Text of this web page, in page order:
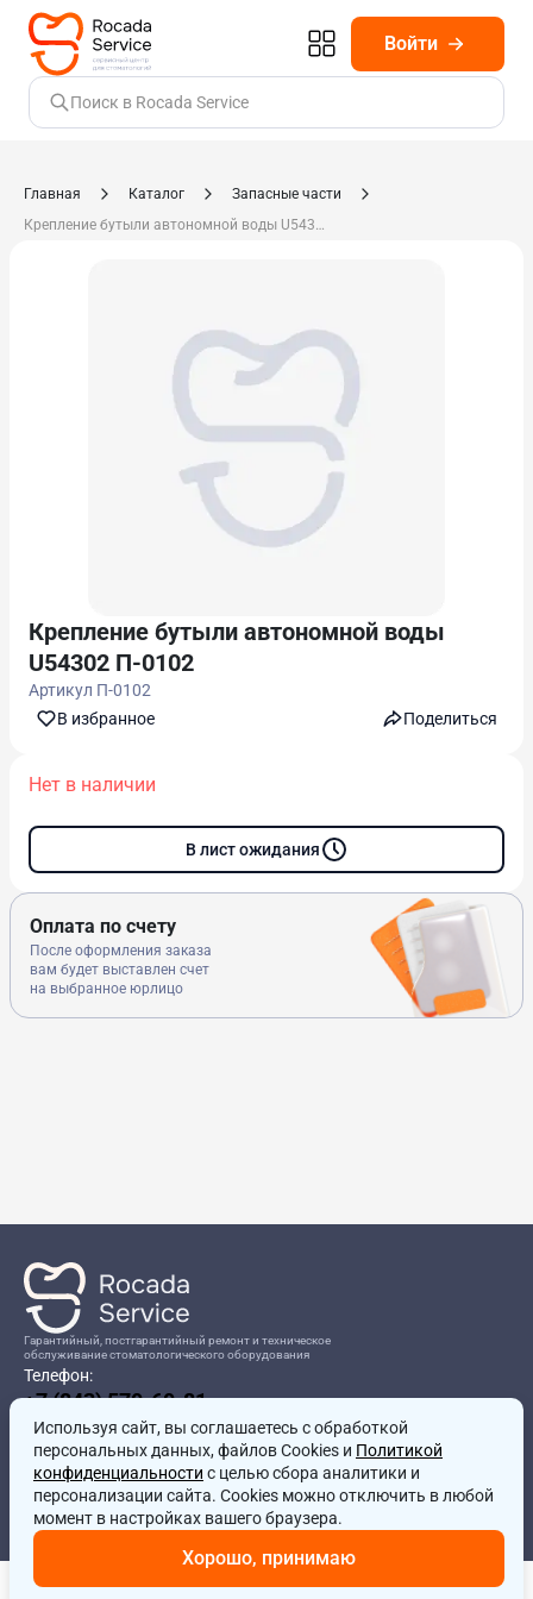
Войти
Поиск в Rocada Service
Главная Каталог
Запасные части
Крепление бутыли автономной воды U54302 П-0102
Крепление бутыли автономной воды
U54302 П-0102
Артикул П-0102
В избранноe
Поделиться
Нет в наличии
В лист ожидания
Оплата по счету
После оформления заказа
вам будет выставлен счет
на выбранное юрлицо
Гарантийный, постгарантийный ремонт и техническое
обслуживание стоматологического оборудования
Телефон:
+7 (843) 570-60-81
Режим работы:8:00-17:00
Адрес:
г.Казань, ул.Проспект Победы, д.204в
Почта:
service@rocadamed.ru
Другие проекты
Используя сайт, вы соглашаетесь с обработкой
персональных данных, файлов Cookies и Политикой
конфиденциальности с целью сбора аналитики и
персонализации сайта. Cookies можно отключить в любой
момент в настройках вашего браузера.
Хорошо, принимаю